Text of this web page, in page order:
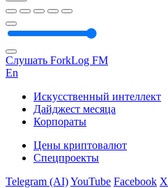
Слушать ForkLog FM
En
Искусственный интеллект
Дайджест месяца
Корпораты
Цены криптовалют
Спецпроекты
Telegram (AI)YouTube Facebook X